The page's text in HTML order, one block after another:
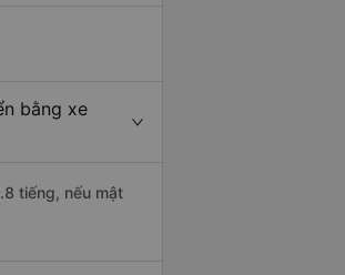
bằng xe
tiếng, nếu mật